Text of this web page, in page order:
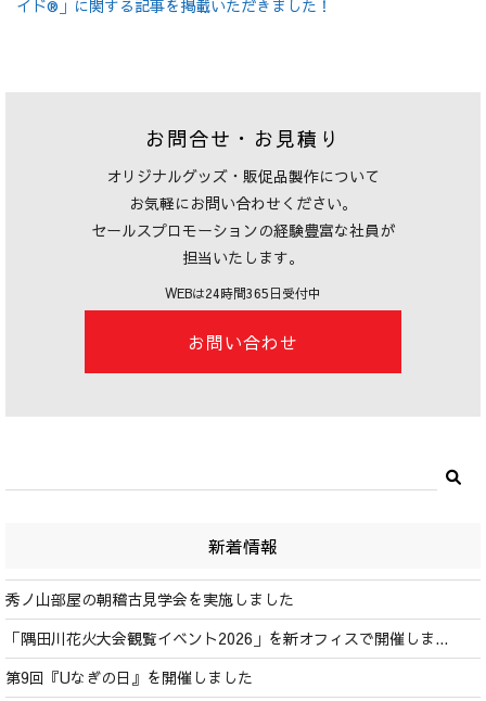
イド®」に関する記事を掲載いただきました！
お問合せ・お見積り
オリジナルグッズ・販促品製作について
お気軽にお問い合わせください。
セールスプロモーションの経験豊富な社員が
担当いたします。
WEBは24時間365日受付中
お問い合わせ
新着情報
秀ノ山部屋の朝稽古見学会を実施しました
「隅田川花火大会観覧イベント2026」を新オフィスで開催しま...
第9回『Uなぎの日』を開催しました